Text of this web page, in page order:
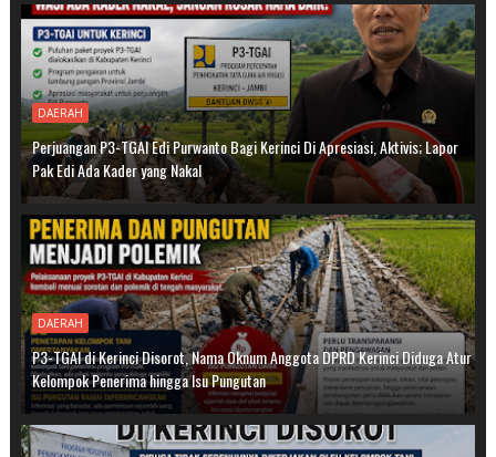
DAERAH
Perjuangan P3-TGAI Edi Purwanto Bagi Kerinci Di Apresiasi, Aktivis; Lapor
Pak Edi Ada Kader yang Nakal
DAERAH
P3-TGAI di Kerinci Disorot, Nama Oknum Anggota DPRD Kerinci Diduga Atur
Kelompok Penerima hingga Isu Pungutan